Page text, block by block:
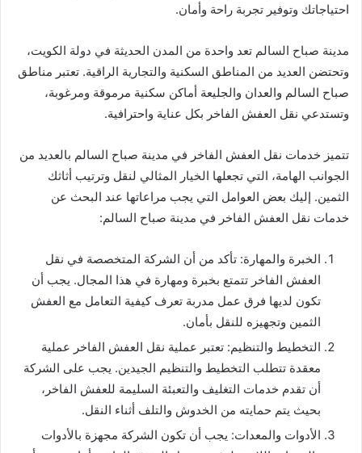
احتياجاتك وتوفير تجربة راحة وأمان.
مدينة صباح السالم تعد واحدة من المدن الحديثة في دولة الكويت،
وتحتضن العديد من المناطق السكنية والتجارية الراقية. تعتبر مناطق
صباح السالم والعدان والجليعة أماكن سكنية مرموقة ومرغوبة،
وتستدعي نقل العفش الفاخر بكل عناية واحترافية.
تتميز خدمات نقل العفش الفاخر في مدينة صباح السالم بالعديد من
الجوانب الهامة، التي تجعلها الخيار المثالي لنقل وترتيب أثاثك
الثمين. إليك بعض العوامل التي يجب مراعاتها عند البحث عن
خدمات نقل العفش الفاخر في مدينة صباح السالم:
الخبرة والمهارة: تأكد من أن الشركة المتخصصة في نقل
العفش الفاخر تتمتع بخبرة ومهارة في هذا المجال. يجب أن
تكون لديها فرق عمل مدربة تعرف كيفية التعامل مع العفش
الثمين وتجهيزه للنقل بأمان.
التخطيط والتنظيم: تعتبر عملية نقل العفش الفاخر عملية
معقدة تتطلب التخطيط والتنظيم الجيدين. يجب على الشركة
أن تقدم خدمات التغليف والتعبئة السليمة للعفش الفاخر،
بحيث يتم حمايته من الخدوش والتلف أثناء النقل.
الأدوات والمعدات: يجب أن تكون الشركة مجهزة بالأدوات